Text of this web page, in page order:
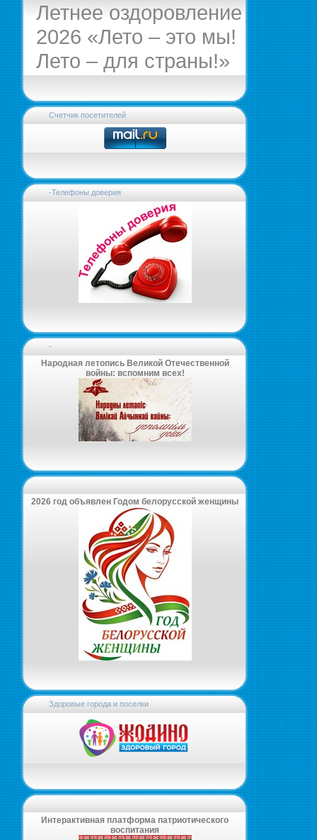
Летнее оздоровление
2026 «Лето – это мы!
Лето – для страны!»
Счетчик посетителей
-Телефоны доверия
-
Народная летопись Великой Отечественной
войны: вспомним всех!
2026 год объявлен Годом белорусской женщины
Здоровые города и поселки
Интерактивная платформа патриотического
воспитания